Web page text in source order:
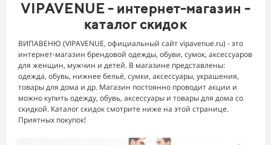
VIPAVENUE - интернет-магазин -
каталог скидок
ВИПАВЕНЮ (VIPAVENUE, официальный сайт vipavenue.ru) - это
интернет-магазин брендовой одежды, обуви, сумок, аксессуаров
для женщин, мужчин и детей. В магазине представлены:
одежда, обувь, нижнее бельё, сумки, аксессуары, украшения,
товары для дома и др. Магазин постоянно проводит акции и
можно купить одежду, обувь, аксессуары и товары для дома со
скидкой. Каталог скидок смотрите ниже на этой странице.
Приятных покупок!